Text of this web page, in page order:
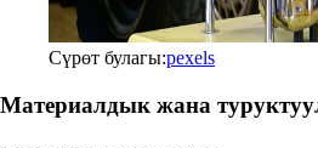
Сүрөт булагы:pexels
Материалдык жана